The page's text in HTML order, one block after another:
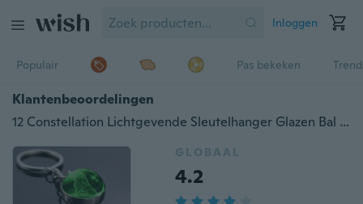
Inloggen
Populair Pas bekeken
Klantenbeoordelingen
12 Constellation Lichtgevende Sleutelhanger Glazen Bal Hanger Sterrenbeeld Sleutelhanger Glow In The Dark Sleutelhanger Houder Mannen Vrouwen Verjaardagscadeautjes
GLOBAAL
4.2